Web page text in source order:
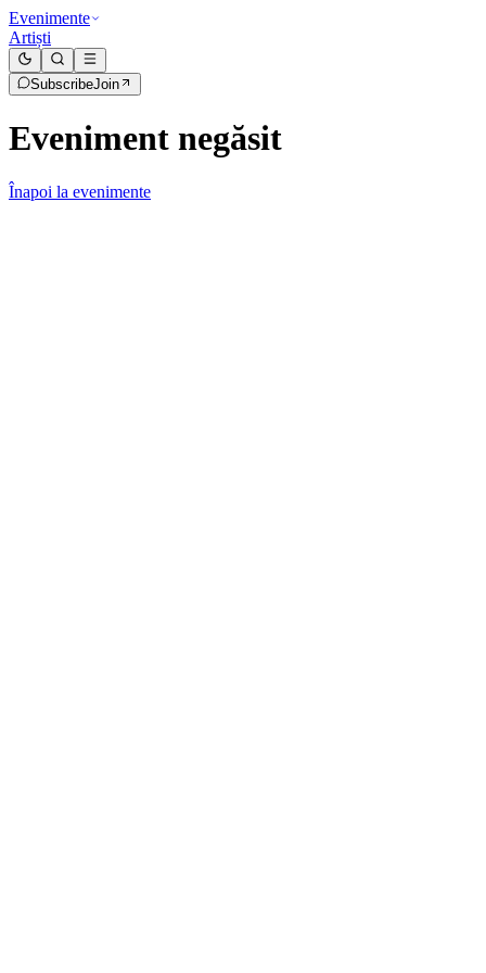
Evenimente
Artiști
SubscribeJoin
Eveniment negăsit
Înapoi la evenimente